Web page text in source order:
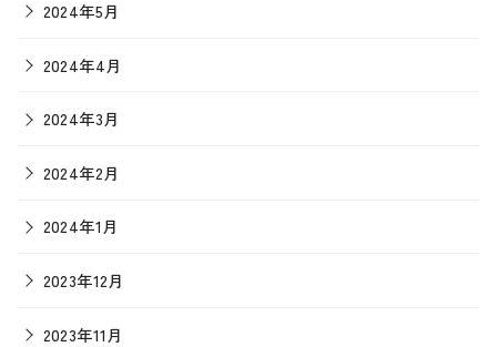
2024年5月
2024年4月
2024年3月
2024年2月
2024年1月
2023年12月
2023年11月